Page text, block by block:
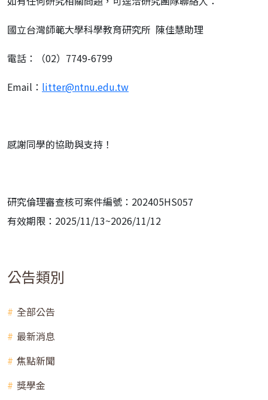
國立台灣師範大學科學教育研究所 陳佳慧助理
電話：（02）7749-6799
Email： litter@ntnu.edu.tw
感謝同學的協助與支持！
研究倫理審查核可案件編號：202405HS057
有效期限：2025/11/13~2026/11/12
公告類別
全部公告
最新消息
焦點新聞
獎學金